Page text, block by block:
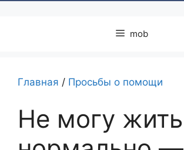
mob
Главная / Просьбы о помощи
Не могу жить